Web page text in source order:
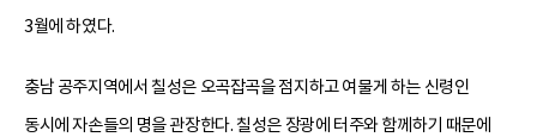
3월에 하였다.
충남 공주지역에서 칠성은 오곡잡곡을 점지하고 여물게 하는 신령인
동시에 자손들의 명을 관장한다. 칠성은 장광에 터주와 함께하기 때문에